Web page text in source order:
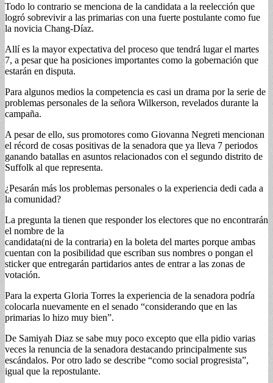
Todo lo contrario se menciona de la candidata a la reelección que
logró sobrevivir a las primarias con una fuerte postulante como fue
la novicia Chang-Díaz.
Allí es la mayor expectativa del proceso que tendrá lugar el martes
7, a pesar que ha posiciones importantes como la gobernación que
estarán en disputa.
Para algunos medios la competencia es casi un drama por la serie de
problemas personales de la señora Wilkerson, revelados durante la
campaña.
A pesar de ello, sus promotores como Giovanna Negreti mencionan
el récord de cosas positivas de la senadora que ya lleva 7 periodos
ganando batallas en asuntos relacionados con el segundo distrito de
Suffolk al que representa.
¿Pesarán más los problemas personales o la experiencia dedi cada a
la comunidad?
La pregunta la tienen que responder los electores que no encontrarán
el nombre de la
candidata(ni de la contraria) en la boleta del martes porque ambas
cuentan con la posibilidad que escriban sus nombres o pongan el
sticker que entregarán partidarios antes de entrar a las zonas de
votación.
Para la experta Gloria Torres la experiencia de la senadora podría
colocarla nuevamente en el senado “considerando que en las
primarias lo hizo muy bien”.
De Samiyah Diaz se sabe muy poco excepto que ella pidio varias
veces la renuncia de la senadora destacando principalmente sus
escándalos. Por otro lado se describe “como social progresista”,
igual que la repostulante.